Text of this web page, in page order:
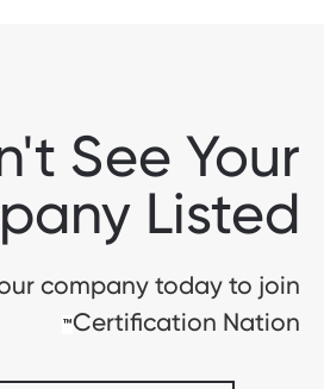
See Your
Listed?
company today to join
Certification Nation
™